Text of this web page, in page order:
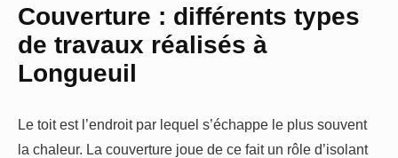
Couverture : différents types
de travaux réalisés à
Longueuil
Le toit est l’endroit par lequel s’échappe le plus souvent
la chaleur. La couverture joue de ce fait un rôle d’isolant